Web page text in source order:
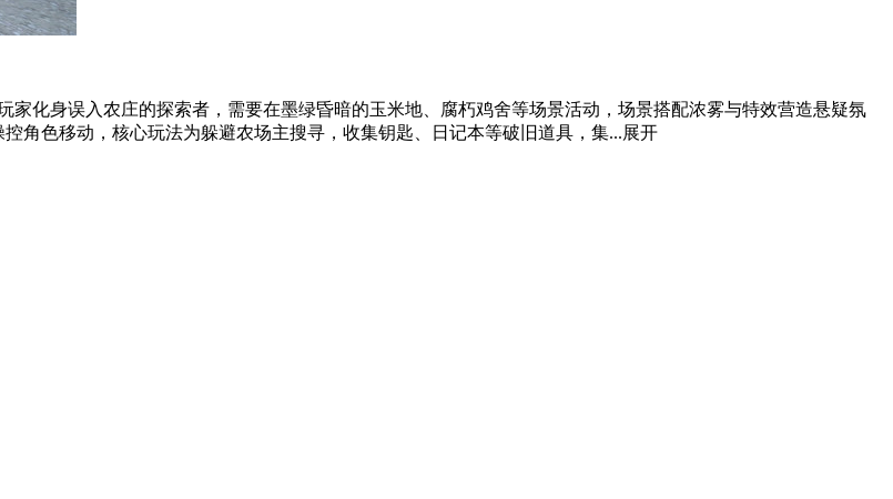
化身误入农庄的探索者，需要在墨绿昏暗的玉米地、腐朽鸡舍等场景活动，场景搭配浓雾与特效营造悬疑氛
角色移动，核心玩法为躲避农场主搜寻，收集钥匙、日记本等破旧道具，集...展开